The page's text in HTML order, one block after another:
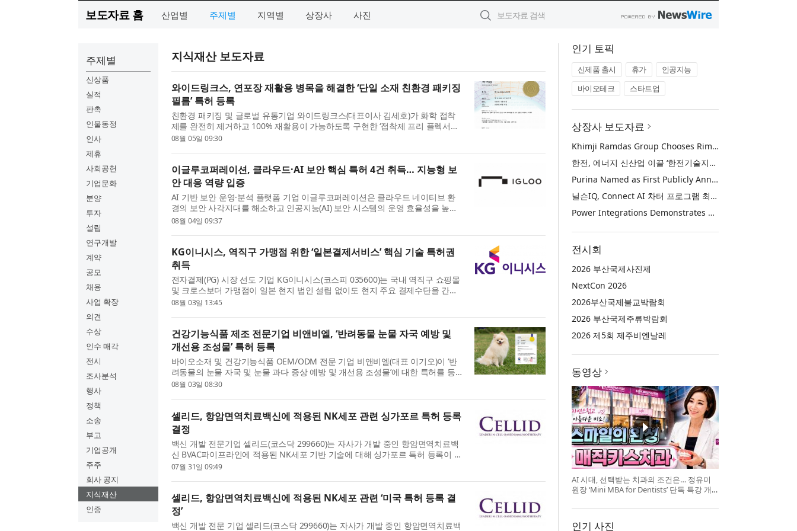
보도자료 홈 산업별 주제별 지역별 상장사 사진
주제별
신상품
실적
판촉
인물동정
인사
제휴
사회공헌
기업문화
분양
투자
설립
연구개발
계약
공모
채용
사업 확장
의견
수상
인수 매각
전시
조사분석
행사
정책
소송
부고
기업공개
주주
회사 공지
지식재산
인증
지식재산 보도자료
와이드링크스, 연포장 재활용 병목을 해결한 ‘단일 소재 친환경 패키징
필름’ 특허 등록
친환경 패키징 및 글로벌 유통기업 와이드링크스(대표이사 김세호)가 화학 접착
제를 완전히 제거하고 100% 재활용이 가능하도록 구현한 ‘접착제 프리 플렉서블
패키징 필름, 이의 제조방법 및 상기 필름을 포함하는 포장지’ 특허를 등록했다.
08월 05일 09:30
이글루코퍼레이션, 클라우드·AI 보안 핵심 특허 4건 취득… 지능형 보
안 대응 역량 입증
AI 기반 보안 운영·분석 플랫폼 기업 이글루코퍼레이션은 클라우드 네이티브 환
경의 보안 사각지대를 해소하고 인공지능(AI) 보안 시스템의 운영 효율성을 높이
는 핵심 특허 4건을 취득했다고 밝혔다. 이글루코퍼레이션은 이번에 확보한 특허
08월 04일 09:37
KG이니시스, 역직구 가맹점 위한 ‘일본결제서비스’ 핵심 기술 특허권
취득
전자결제(PG) 시장 선도 기업 KG이니시스(코스피 035600)는 국내 역직구 쇼핑몰
및 크로스보더 가맹점이 일본 현지 법인 설립 없이도 현지 주요 결제수단을 간편
하게 연동할 수 있는 ‘일본결제서비스’ 핵심 기술 특허 등록을 완료했다고 3일 밝
08월 03일 13:45
건강기능식품 제조 전문기업 비앤비엘, ‘반려동물 눈물 자국 예방 및
개선용 조성물’ 특허 등록
바이오소재 및 건강기능식품 OEM/ODM 전문 기업 비앤비엘(대표 이기오)이 ‘반
려동물의 눈물 자국 및 눈물 과다 증상 예방 및 개선용 조성물’에 대한 특허를 등
록했다고 밝혔다. 이번 특허(특허번호 제10-2934219호)는 2025년 4월 8일 출원
08월 03일 08:30
셀리드, 항암면역치료백신에 적용된 NK세포 관련 싱가포르 특허 등록
결정
백신 개발 전문기업 셀리드(코스닥 299660)는 자사가 개발 중인 항암면역치료백
신 BVAC파이프라인에 적용된 NK세포 기반 기술에 대해 싱가포르 특허 등록이 결
정됐다고 31일 밝혔다. 이는 최근 미국 특허 등록 결정에 이은 성과로, 셀리백스
07월 31일 09:49
셀리드, 항암면역치료백신에 적용된 NK세포 관련 ‘미국 특허 등록 결
정’
백신 개발 전문 기업 셀리드(코스닥 299660)는 자사가 개발 중인 항암면역치료백
인기 토픽
신제품 출시 휴가
인공지능
바이오테크
스타트업
상장사 보도자료
Khimji Ramdas Group Chooses Rimini Street to Reduce SAP Support Costs, Protect 700+ Customizations and Reinvest Savings in Innovation
한전, 에너지 신산업 이끌 ‘한전기술지주’ 공식 출범
Purina Named as First Publicly Announced NIQ ConnectAI Charter Client
닐슨IQ, Connect AI 차터 프로그램 최초 고객사 ‘퓨리나’ 선정
Power Integrations Demonstrates World’s First 2200 V GaN Technology for Next-Era High-Voltage Power Systems
전시회
2026 부산국제사진제
NextCon 2026
2026부산국제불교박람회
2026 부산국제주류박람회
2026 제5회 제주비엔날레
동영상
AI 시대, 선택받는 치과의 조건은… 정유미
원장 ‘Mini MBA for Dentists’ 단독 특강 개
인기 사진